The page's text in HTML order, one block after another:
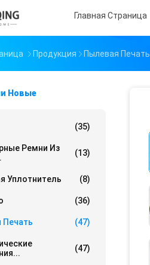
Главная Страница
Продукция Пылевая Печать
Новые
(35)
Ремни Из
(13)
Уплотнитель (8)
(36)
Печать (47)
(47)